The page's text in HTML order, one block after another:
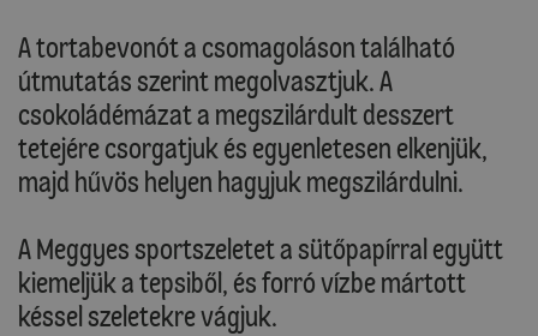
A tortabevonót a csomagoláson található
útmutatás szerint megolvasztjuk. A
csokoládémázat a megszilárdult desszert
tetejére csorgatjuk és egyenletesen elkenjük,
majd hűvös helyen hagyjuk megszilárdulni.
A Meggyes sportszeletet a sütőpapírral együtt
kiemeljük a tepsiből, és forró vízbe mártott
késsel szeletekre vágjuk.